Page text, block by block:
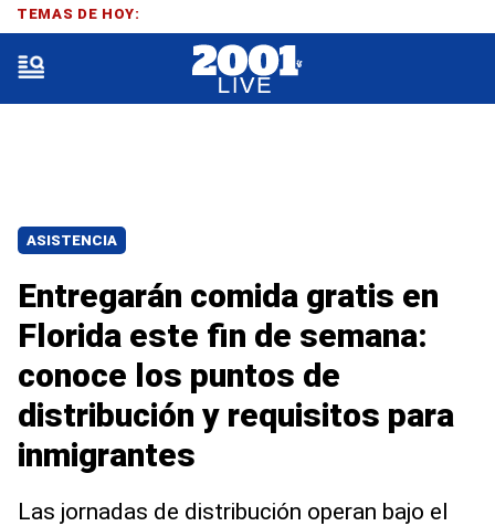
ASISTENCIA
Entregarán comida gratis en
Florida este fin de semana:
conoce los puntos de
distribución y requisitos para
inmigrantes
Las jornadas de distribución operan bajo el
TEMAS DE HOY: